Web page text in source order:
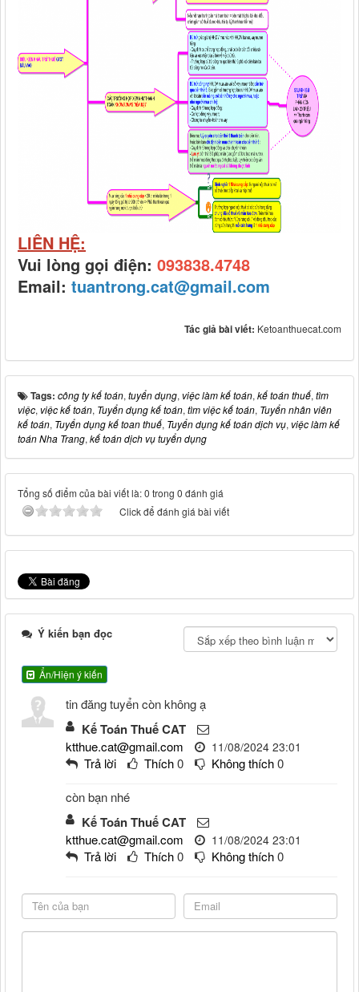
LIÊN HỆ:
Vui lòng gọi điện: 093838.4748
Email: tuantrong.cat@gmail.com
Tác giả bài viết: Ketoanthuecat.com
Tags: công ty kế toán, tuyển dụng, việc làm kế toán, kế toán thuế, tìm
việc, việc kế toán, Tuyển dụng kế toán, tìm việc kế toán, Tuyển nhân viên
kế toán, Tuyển dụng kế toan thuế, Tuyển dụng kế toán dịch vụ, việc làm kế
toán Nha Trang, kế toán dịch vụ tuyển dụng
Tổng số điểm của bài viết là: 0 trong 0 đánh giá
Click để đánh giá bài viết
Ý kiến bạn đọc
Ẩn/Hiện ý kiến
tin đăng tuyển còn không ạ
Kế Toán Thuế CAT
ktthue.cat@gmail.com 11/08/2024 23:01
Trả lời Thích0 Không thích0
còn bạn nhé
Kế Toán Thuế CAT
ktthue.cat@gmail.com 11/08/2024 23:01
Trả lời Thích0 Không thích0